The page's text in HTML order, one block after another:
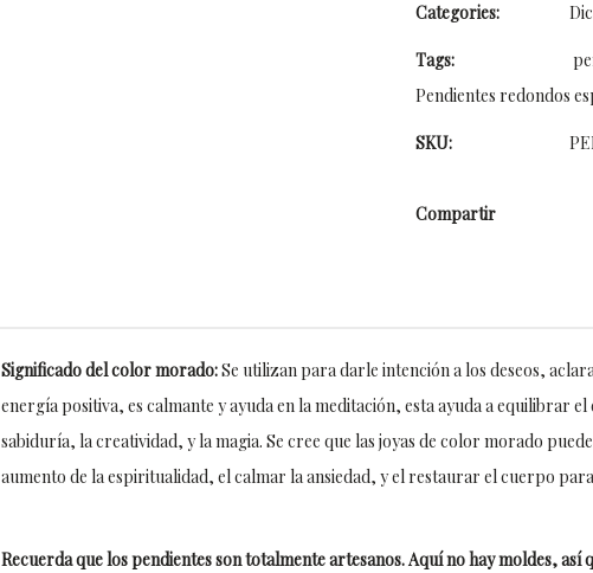
Categories:
Tags:
Pendientes redondos
SKU:
Compartir
Significado del color morado:Se utilizan para darle intención a los deseos,
energía positiva, es calmante y ayuda en la meditación, esta ayuda a equilibrar
sabiduría, la creatividad, y la magia. Se cree que las joyas de color morado
aumento de la espiritualidad, el calmar la ansiedad, y el restaurar el cuerpo
Recuerda que los pendientes son totalmente artesanos. Aquí no hay moldes, así